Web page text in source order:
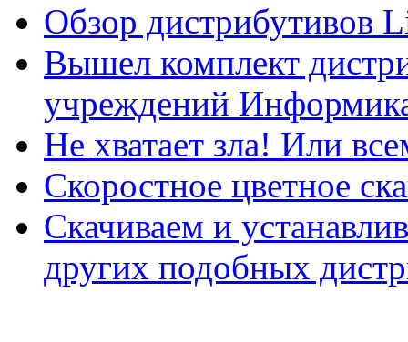
Обзор дистрибутивов
Вышел комплект
учреждений
Не хватает зла! Или
Скоростное цветное
Скачиваем и
других подобных